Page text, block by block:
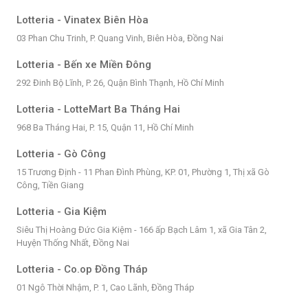
Lotteria - Vinatex Biên Hòa
03 Phan Chu Trinh, P. Quang Vinh, Biên Hòa, Đồng Nai
Lotteria - Bến xe Miền Đông
292 Đinh Bộ Lĩnh, P. 26, Quận Bình Thạnh, Hồ Chí Minh
Lotteria - LotteMart Ba Tháng Hai
968 Ba Tháng Hai, P. 15, Quận 11, Hồ Chí Minh
Lotteria - Gò Công
15 Trương Định - 11 Phan Đình Phùng, KP. 01, Phường 1, Thị xã Gò
Công, Tiền Giang
Lotteria - Gia Kiệm
Siêu Thị Hoàng Đức Gia Kiệm - 166 ấp Bạch Lâm 1, xã Gia Tân 2,
Huyện Thống Nhất, Đồng Nai
Lotteria - Co.op Đồng Tháp
01 Ngô Thời Nhậm, P. 1, Cao Lãnh, Đồng Tháp